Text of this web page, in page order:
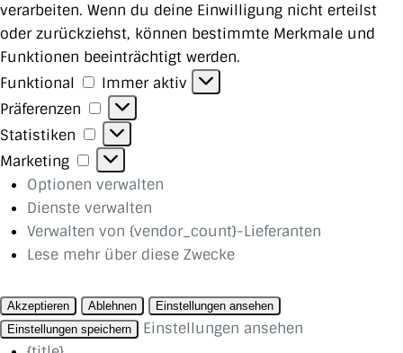
verarbeiten. Wenn du deine Einwilligung nicht erteilst
oder zurückziehst, können bestimmte Merkmale und
Funktionen beeinträchtigt werden.
Funktional
Funktional
Immer aktiv
Präferenzen
Präferenzen
Statistiken
Statistiken
Marketing
Marketing
Optionen verwalten
Dienste verwalten
Verwalten von {vendor_count}-Lieferanten
Lese mehr über diese Zwecke
Akzeptieren Ablehnen
Einstellungen ansehen
Einstellungen speichern
Einstellungen ansehen